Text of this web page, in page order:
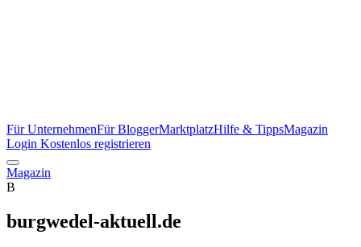
Für UnternehmenFür BloggerMarktplatzHilfe & TippsMagazin
Login Kostenlos registrieren
Magazin
B
burgwedel-aktuell.de